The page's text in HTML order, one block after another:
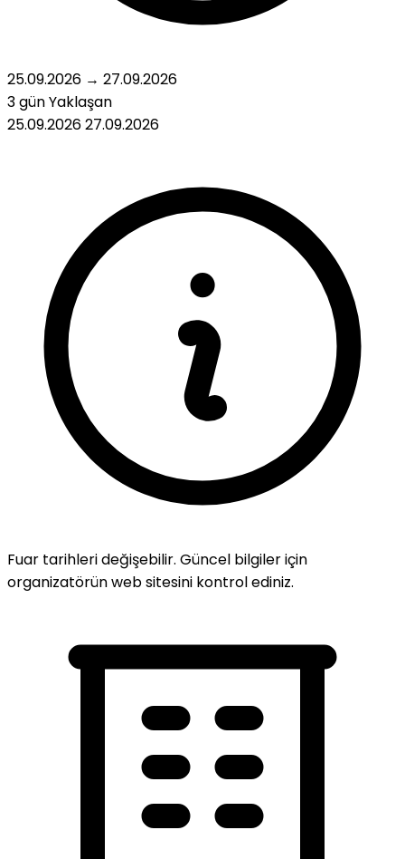
25.09.2026 → 27.09.2026
3 günYaklaşan
25.09.202627.09.2026
Fuar tarihleri değişebilir. Güncel bilgiler için
organizatörün web sitesini kontrol ediniz.